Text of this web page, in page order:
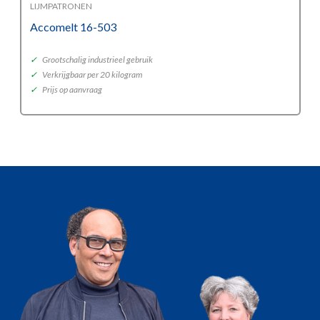
LIJMPATRONEN
Accomelt 16-503
✓ Grootschalig industrieel gebruik
✓ Verkrijgbaar per 20 kilogram
✓ Prijs op aanvraag